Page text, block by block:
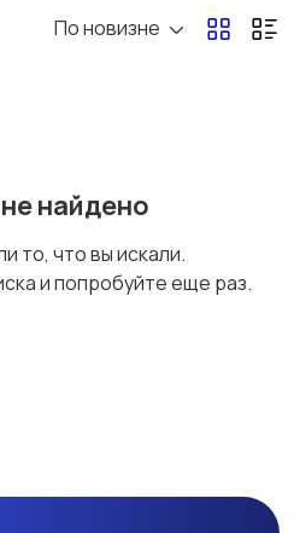
Купание
По новизне
найдено
то, что вы искали.
и попробуйте еще раз.